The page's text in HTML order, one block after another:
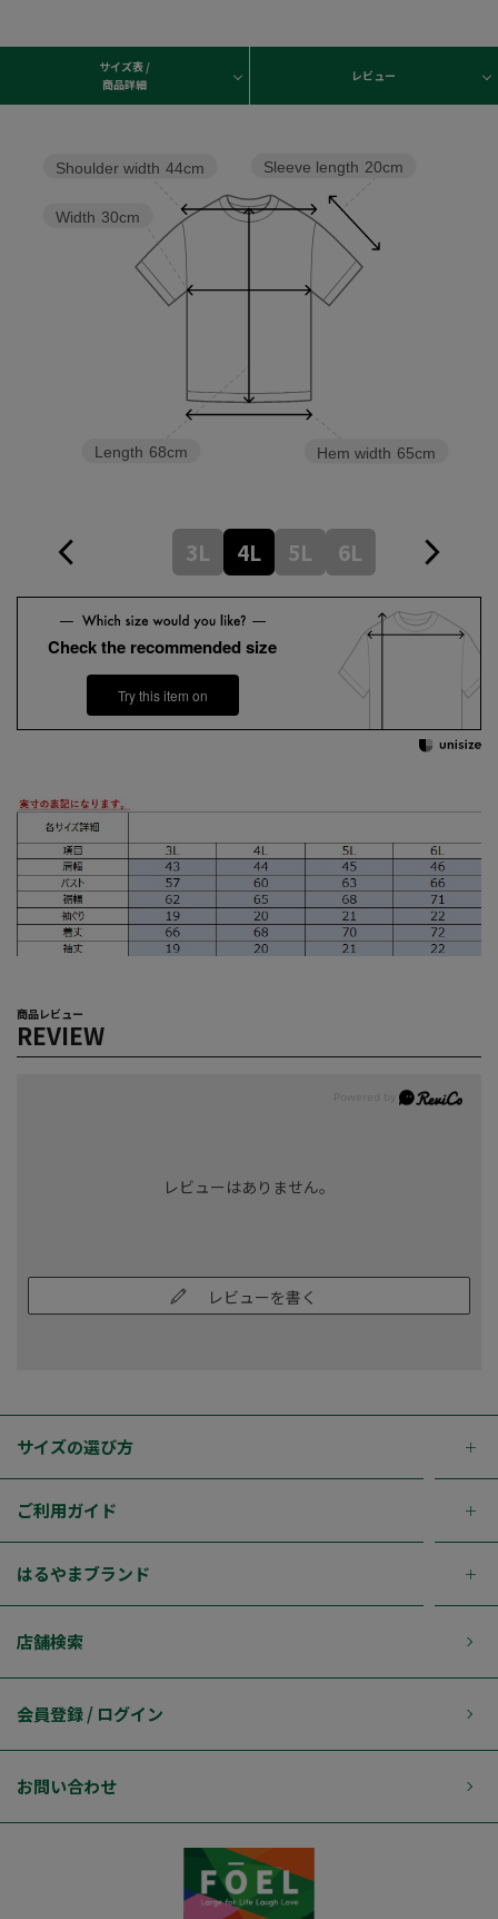
サイズ表 /
商品詳細
レビュー
Hem width 65cm
Sleeve length 20cm
Length 68cm
Width 30cm
Shoulder width 44cm
3L 4L 5L 6L
Check the recommended size
Try this item on
商品レビュー
REVIEW
レビューはありません。
レビューを書く
サイズの選び方
ご利用ガイド
はるやまブランド
店舗検索
会員登録 / ログイン
お問い合わせ